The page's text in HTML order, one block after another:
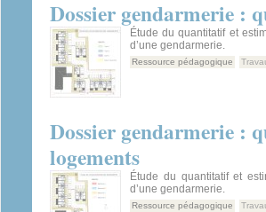
Dossier gendarmerie :
Étude du quantitatif et
d’une gendarmerie.
Ressource pédagogique
Dossier gendarmerie :
logements
Étude du quantitatif et
d’une gendarmerie.
Ressource pédagogique